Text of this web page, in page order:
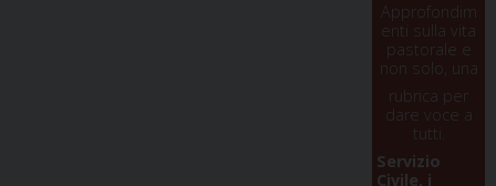
Approfondim
enti sulla vita
pastorale e
non solo, una
rubrica per
dare voce a
tutti.
Servizio
Civile, i